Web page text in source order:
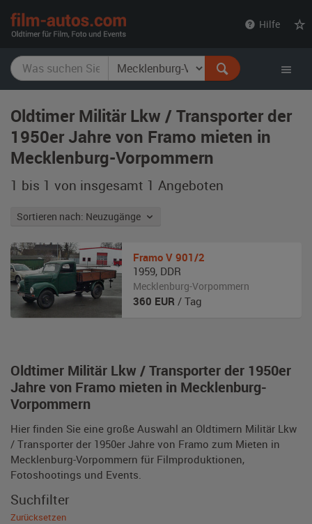
Hilfe
Oldtimer Militär Lkw / Transporter der
1950er Jahre von Framo mieten in
Mecklenburg-Vorpommern
1 bis 1 von insgesamt 1 Angeboten
Sortieren nach: Neuzugänge
Oldtimer Militär Lkw / Transporter der 1950er
Jahre von Framo mieten in Mecklenburg-
Vorpommern
Hier finden Sie eine große Auswahl an Oldtimern Militär Lkw
/ Transporter der 1950er Jahre von Framo zum Mieten in
Mecklenburg-Vorpommern für Filmproduktionen,
Fotoshootings und Events.
Framo V 901/2
1959, DDR
Mecklenburg-Vorpommern
360 EUR / Tag
Suchfilter
Zurücksetzen